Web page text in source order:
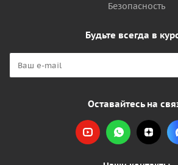
Безопасность
Будьте всегда в
Оставайтесь на